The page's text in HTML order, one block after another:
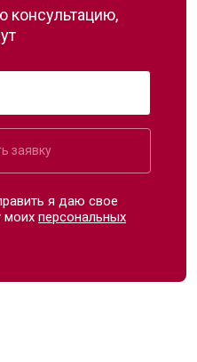
консультацию,
заявку
я даю свое
моихперсональных